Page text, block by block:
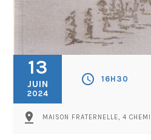
13
JUIN
2024
schedule 16H30
pin_drop MAISON FRATERNELLE, 4